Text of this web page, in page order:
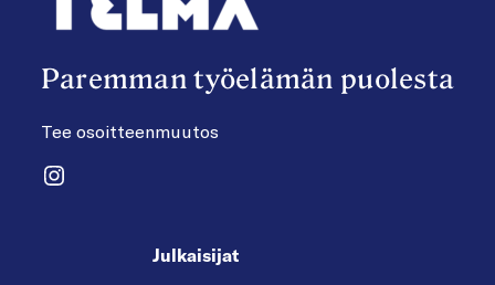
Paremman työelämän puolesta
Tee osoitteenmuutos
Instagram
Julkaisijat